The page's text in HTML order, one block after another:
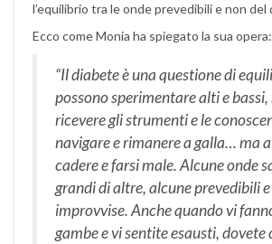
l’equilibrio tra le onde prevedibili e non del
Ecco come Monia ha spiegato la sua opera:
“Il diabete è una questione di
possono sperimentare alti e bassi,
ricevere gli strumenti e le
navigare e rimanere a galla… ma
cadere e farsi male. Alcune onde
grandi di altre, alcune prevedibili
improvvise. Anche quando vi
gambe e vi sentite esausti, dovete